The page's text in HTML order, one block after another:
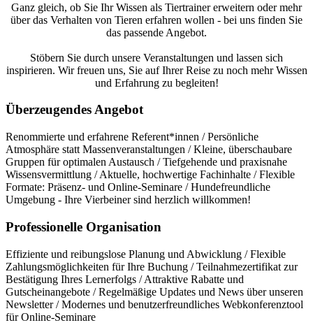
Ganz gleich, ob Sie Ihr Wissen als Tiertrainer erweitern oder mehr
über das Verhalten von Tieren erfahren wollen - bei uns finden Sie
das passende Angebot.
Stöbern Sie durch unsere Veranstaltungen und lassen sich
inspirieren. Wir freuen uns, Sie auf Ihrer Reise zu noch mehr Wissen
und Erfahrung zu begleiten!
Überzeugendes Angebot
Renommierte und erfahrene Referent*innen / Persönliche
Atmosphäre statt Massenveranstaltungen / Kleine, überschaubare
Gruppen für optimalen Austausch / Tiefgehende und praxisnahe
Wissensvermittlung / Aktuelle, hochwertige Fachinhalte / Flexible
Formate: Präsenz- und Online-Seminare / Hundefreundliche
Umgebung - Ihre Vierbeiner sind herzlich willkommen!
Professionelle Organisation
Effiziente und reibungslose Planung und Abwicklung / Flexible
Zahlungsmöglichkeiten für Ihre Buchung / Teilnahmezertifikat zur
Bestätigung Ihres Lernerfolgs / Attraktive Rabatte und
Gutscheinangebote / Regelmäßige Updates und News über unseren
Newsletter / Modernes und benutzerfreundliches Webkonferenztool
für Online-Seminare